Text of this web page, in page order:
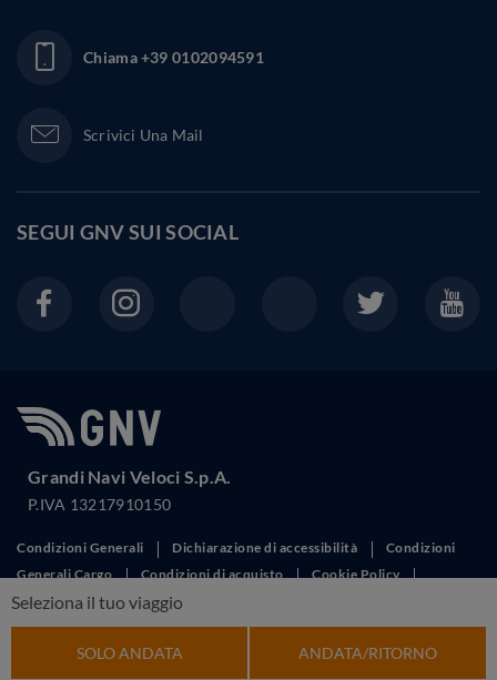
Seleziona il tuo viaggio
SOLO ANDATA ANDATA/RITORNO
Chiama+39 0102094591
Scrivici Una Mail
SEGUI GNV SUISOCIAL
Grandi Navi Veloci S.p.A.
P.IVA 13217910150
Condizioni Generali Dichiarazione di accessibilità
Condizioni
Generali Cargo
Condizioni di acquisto
Cookie Policy
Corporate governance
Promozioni
Norme per l'uso Privacy Reclami
Richiedi